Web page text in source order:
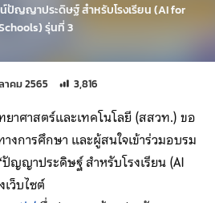
ปัญญาประดิษฐ์ สำหรับโรงเรียน (AI for
รุ่นที่ 3
าคม 2565 แก้ไขล่าสุดเมื่อ:
จำนวนการเข้าชม 3,816 ครั้ง
3,816
าศาสตร์และเทคโนโลยี (สสวท.) ขอ
งการศึกษา และผู้สนใจเข้าร่วมอบรม
ญญาประดิษฐ์ สำหรับโรงเรียน (AI
ว็บไซต์